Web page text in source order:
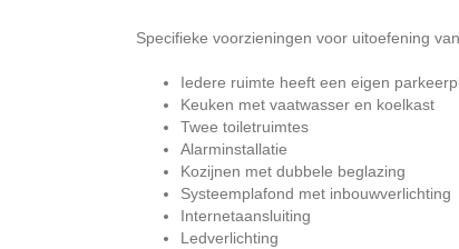
Specifieke voorzieningen voor uitoefening
Iedere ruimte heeft een eigen
Keuken met vaatwasser en koelkast
Twee toiletruimtes
Alarminstallatie
Kozijnen met dubbele beglazing
Systeemplafond met inbouwverlichting
Internetaansluiting
Ledverlichting